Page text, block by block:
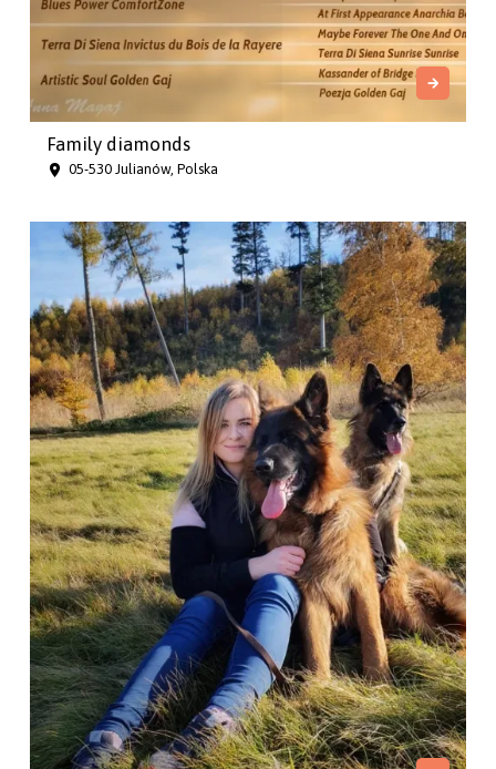
Family diamonds
05-530 Julianów, Polska